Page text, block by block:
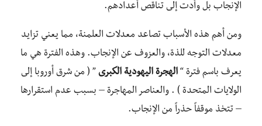
الإنجاب بل وأدت إلى تناقص أعدادهم.
ومن أهم هذه الأسباب تصاعد معدلات العلمنة، مما يعني تزايد
معدلات التوجه للذة، والعزوف عن الإنجاب. وهذه الفترة هي ما
يعرف باسم فترة “ الهجرة اليهودية الكبرى ” ( من شرق أوروبا إلى
الولايات المتحدة ) . والعناصر المهاجرة – بسبب عدم استقرارها
– تتخذ موقفاً حذراً من الإنجاب.